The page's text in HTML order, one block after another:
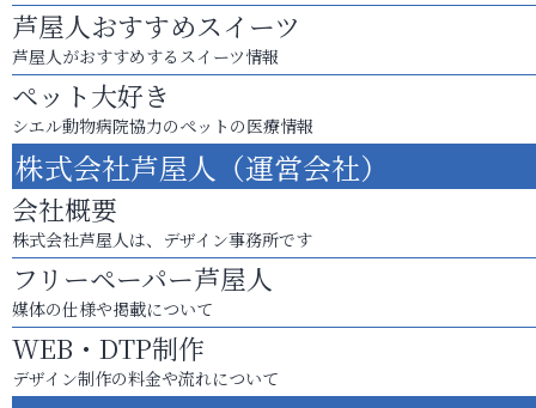
芦屋人おすすめスイーツ
芦屋人がおすすめするスイーツ情報
ペット大好き
シエル動物病院協力のペットの医療情報
株式会社芦屋人（運営会社）
会社概要
株式会社芦屋人は、デザイン事務所です
フリーペーパー芦屋人
媒体の仕様や掲載について
WEB・DTP制作
デザイン制作の料金や流れについて